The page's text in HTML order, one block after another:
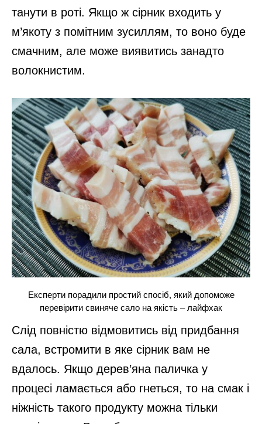
танути в роті. Якщо ж сірник входить у
м’якоту з помітним зусиллям, то воно буде
смачним, але може виявитись занадто
волокнистим.
Експерти порадили простий спосіб, який допоможе
перевірити свиняче сало на якість – лайфхак
Слід повністю відмовитись від придбання
сала, встромити в яке сірник вам не
вдалось. Якщо дерев’яна паличка у
процесі ламається або гнеться, то на смак і
ніжність такого продукту можна тільки